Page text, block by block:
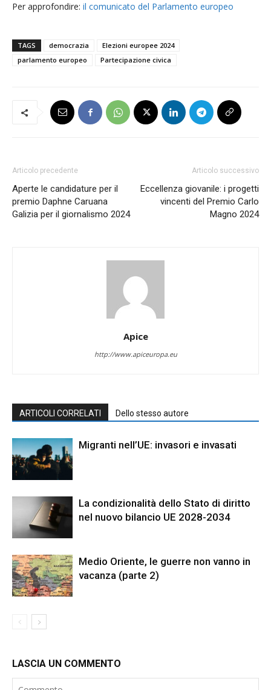
Per approfondire: il comunicato del Parlamento europeo
TAGS democrazia
Elezioni europee 2024
parlamento europeo
Partecipazione civica
Articolo precedente
Aperte le candidature per il
premio Daphne Caruana
Galizia per il giornalismo 2024
Articolo successivo
Eccellenza giovanile: i progetti
vincenti del Premio Carlo
Magno 2024
Apice
http://www.apiceuropa.eu
ARTICOLI CORRELATI Dello stesso autore
Migranti nell’UE: invasori e invasati
La condizionalità dello Stato di diritto
nel nuovo bilancio UE 2028-2034
Medio Oriente, le guerre non vanno in
vacanza (parte 2)
LASCIA UN COMMENTO